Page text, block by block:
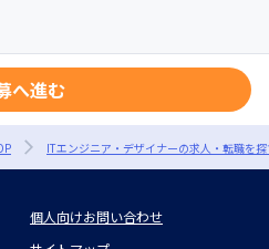
へ進む
ITエンジニア・デザイナーの求人・転職を
個人向けお問い合わせ